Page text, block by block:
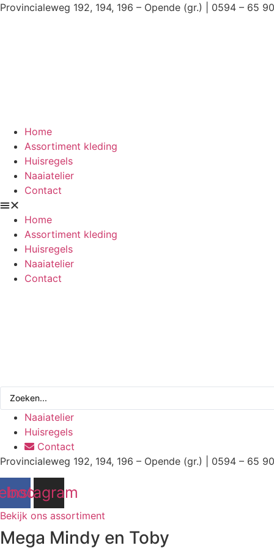
Ga
Provincialeweg 192, 194, 196 – Opende (gr.) | 0594 – 65
Home
Assortiment kleding
Huisregels
Naaiatelier
Contact
Home
Assortiment kleding
Huisregels
Naaiatelier
Contact
Search
Naaiatelier
Huisregels
Contact
Provincialeweg 192, 194, 196 – Opende (gr.) | 0594 – 65
Instagram
Bekijk ons assortiment
Mega Mindy en Toby